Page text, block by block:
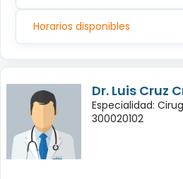
Horarios disponibles
Dr. Luis Cruz
Especialidad:
300020102